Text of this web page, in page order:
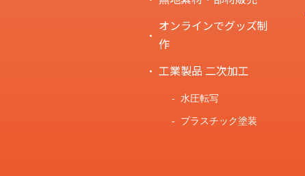
オンラインでグッズ制
作
工業製品 二次加工
水圧転写
プラスチック塗装